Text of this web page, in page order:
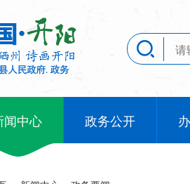
闻中心 政务公开